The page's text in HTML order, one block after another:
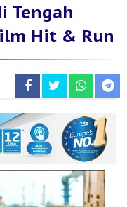
Tengah
Hit & Run